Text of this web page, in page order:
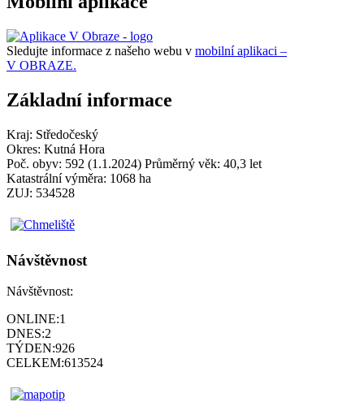
Sledujte informace z našeho webu v mobilní aplikaci –
V OBRAZE.
Základní informace
Kraj: Středočeský
Okres: Kutná Hora
Poč. obyv: 592 (1.1.2024) Průměrný věk: 40,3 let
Katastrální výměra: 1068 ha
ZUJ: 534528
Návštěvnost
Návštěvnost:
ONLINE:1
DNES:2
TÝDEN:926
CELKEM:613524